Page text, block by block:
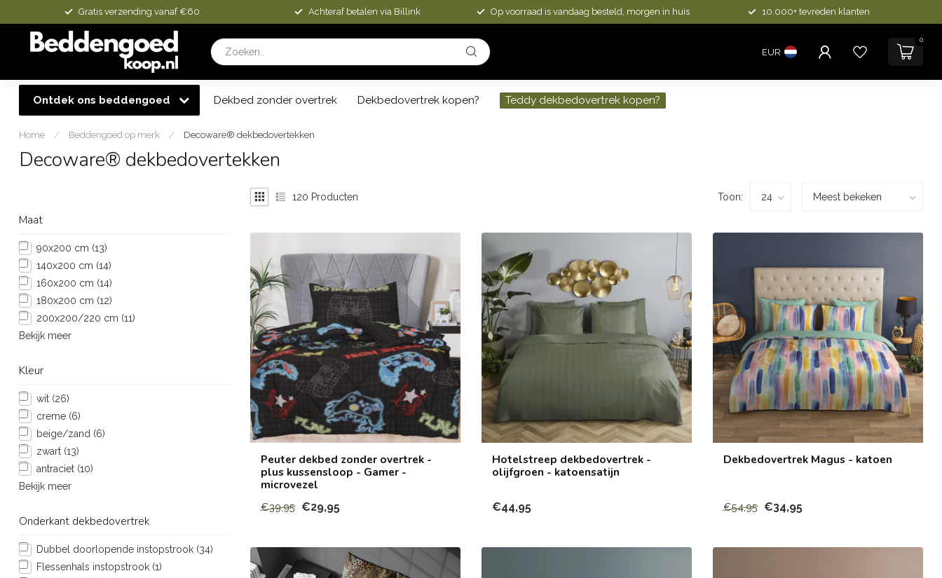
Gratis verzending vanaf €60 Achteraf betalen via Billink Op voorraad is vandaag besteld, morgen in huis 10.000+ tevreden klanten
EUR
0
Ontdek ons beddengoed Dekbed zonder overtrek Dekbedovertrek kopen? Teddy dekbedovertrek kopen?
Home / Beddengoed op merk / Decoware® dekbedovertekken
Decoware® dekbedovertekken
Maat
90x200 cm (13)
140x200 cm (14)
160x200 cm (14)
180x200 cm (12)
200x200/220 cm (11)
Bekijk meer
Kleur
wit (26)
creme (6)
beige/zand (6)
zwart (13)
antraciet (10)
Bekijk meer
Onderkant dekbedovertrek
Dubbel doorlopende instopstrook (34)
Flessenhals instopstrook (1)
120 Producten Toon:
Peuter dekbed zonder overtrek -
plus kussensloop - Gamer -
microvezel
€39,95 €29,95
Hotelstreep dekbedovertrek -
olijfgroen - katoensatijn
€44,95
Dekbedovertrek Magus - katoen
€54,95 €34,95